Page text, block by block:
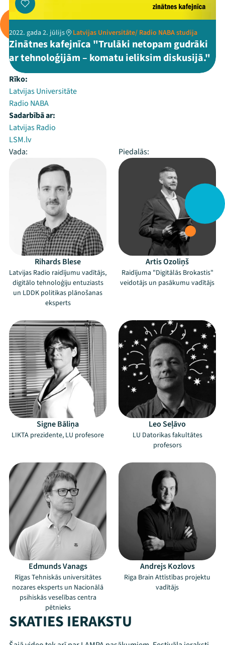
2022. gada 2. jūlijs Latvijas Universitāte/ Radio NABA studija
Zinātnes kafejnīca "Trulāki netopam gudrāki
ar tehnoloģijām – komatu ieliksim diskusijā."
Rīko:
Latvijas Universitāte
Radio NABA
Sadarbībā ar:
Latvijas Radio
LSM.lv
Vada:
Piedalās:
Rihards Blese
Latvijas Radio raidījumu vadītājs,
digitālo tehnoloģiju entuziasts
un LDDK politikas plānošanas
eksperts
Artis Ozoliņš
Raidījuma "Digitālās Brokastis"
veidotājs un pasākumu vadītājs
Signe Bāliņa
LIKTA prezidente, LU profesore
Leo Seļāvo
LU Datorikas fakultātes
profesors
Edmunds Vanags
Rīgas Tehniskās universitātes
nozares eksperts un Nacionālā
psihiskās veselības centra
pētnieks
Andrejs Kozlovs
Riga Brain Attīstības projektu
vadītājs
SKATIES IERAKSTU